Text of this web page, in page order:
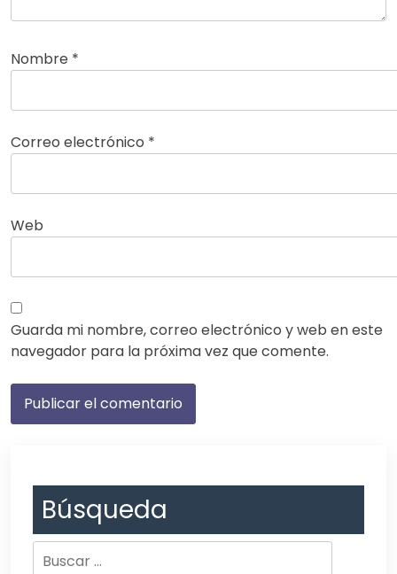
Nombre *
Correo electrónico *
Web
Guarda mi nombre, correo electrónico y web en este
navegador para la próxima vez que comente.
Búsqueda